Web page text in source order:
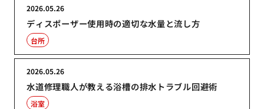
ディスポーザー使用時の適切な水量と流し方
2026.05.26
台所
水道修理職人が教える浴槽の排水トラブル回避術
2026.05.26
浴室